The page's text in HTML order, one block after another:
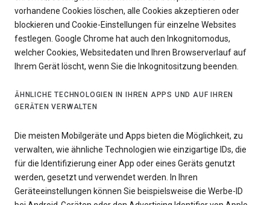
vorhandene Cookies löschen, alle Cookies akzeptieren oder
blockieren und Cookie-Einstellungen für einzelne Websites
festlegen. Google Chrome hat auch den Inkognitomodus,
welcher Cookies, Websitedaten und Ihren Browserverlauf auf
Ihrem Gerät löscht, wenn Sie die Inkognitositzung beenden.
ÄHNLICHE TECHNOLOGIEN IN IHREN APPS UND AUF IHREN
GERÄTEN VERWALTEN
Die meisten Mobilgeräte und Apps bieten die Möglichkeit, zu
verwalten, wie ähnliche Technologien wie einzigartige IDs, die
für die Identifizierung einer App oder eines Geräts genutzt
werden, gesetzt und verwendet werden. In Ihren
Geräteeinstellungen können Sie beispielsweise die Werbe-ID